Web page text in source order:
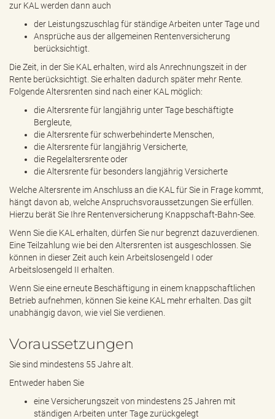
zur KAL werden dann auch
der Leistungszuschlag für ständige Arbeiten unter Tage und
Ansprüche aus der allgemeinen Rentenversicherung
berücksichtigt.
Die Zeit, in der Sie KAL erhalten, wird als Anrechnungszeit in der
Rente berücksichtigt. Sie erhalten dadurch später mehr Rente.
Folgende Altersrenten sind nach einer KAL möglich:
die Altersrente für langjährig unter Tage beschäftigte
Bergleute,
die Altersrente für schwerbehinderte Menschen,
die Altersrente für langjährig Versicherte,
die Regelaltersrente oder
die Altersrente für besonders langjährig Versicherte
Welche Altersrente im Anschluss an die KAL für Sie in Frage kommt,
hängt davon ab, welche Anspruchsvoraussetzungen Sie erfüllen.
Hierzu berät Sie Ihre Rentenversicherung Knappschaft-Bahn-See.
Wenn Sie die KAL erhalten, dürfen Sie nur begrenzt dazuverdienen.
Eine Teilzahlung wie bei den Altersrenten ist ausgeschlossen. Sie
können in dieser Zeit auch kein Arbeitslosengeld I oder
Arbeitslosengeld II erhalten.
Wenn Sie eine erneute Beschäftigung in einem knappschaftlichen
Betrieb aufnehmen, können Sie keine KAL mehr erhalten. Das gilt
unabhängig davon, wie viel Sie verdienen.
Voraussetzungen
Sie sind mindestens 55 Jahre alt.
Entweder haben Sie
eine Versicherungszeit von mindestens 25 Jahren mit
ständigen Arbeiten unter Tage zurückgelegt